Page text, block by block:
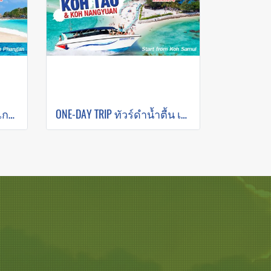
โปรแกรมทัวร์เกาะเต่า – เกาะนางยวน (เริ่มต้นเกาะพะงัน) โดย เรือคาตามารัน ONE-DAY TRIP ทัวร์ดำน้ำตื้น เกาะนางยวน โดย สปีดโบ๊ท (เกาะสมุย)